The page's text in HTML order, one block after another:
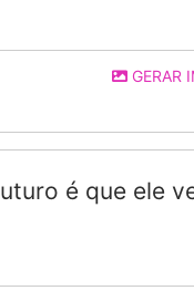
GERAR
é que ele